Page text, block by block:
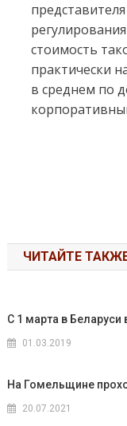
стоимость
практически
в среднем по
ЧИТАЙТЕ
С 1 марта в Беларуси
01.03.2019
На Гомельщине
20.07.2021